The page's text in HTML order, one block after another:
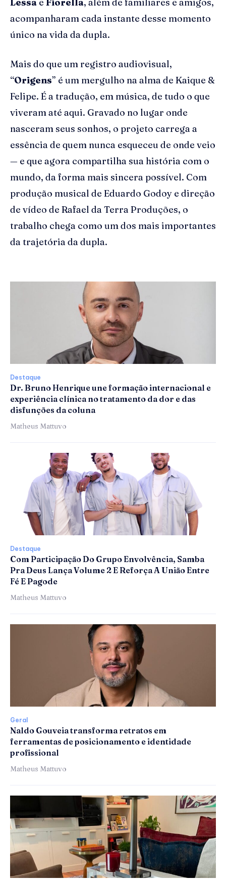
acompanharam cada instante desse momento
único na vida da dupla.
Mais do que um registro audiovisual,
“Origens” é um mergulho na alma de Kaique &
Felipe. É a tradução, em música, de tudo o que
viveram até aqui. Gravado no lugar onde
nasceram seus sonhos, o projeto carrega a
essência de quem nunca esqueceu de onde veio
— e que agora compartilha sua história com o
mundo, da forma mais sincera possível. Com
produção musical de Eduardo Godoy e direção
de vídeo de Rafael da Terra Produções, o
trabalho chega como um dos mais importantes
da trajetória da dupla.
Destaque
Dr. Bruno Henrique une formação internacional e
experiência clínica no tratamento da dor e das
disfunções da coluna
Matheus Mattuvo
Destaque
Com Participação Do Grupo Envolvência, Samba
Pra Deus Lança Volume 2 E Reforça A União Entre
Fé E Pagode
Matheus Mattuvo
Geral
Naldo Gouveia transforma retratos em
ferramentas de posicionamento e identidade
profissional
Matheus Mattuvo